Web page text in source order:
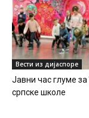
Вести из дијаспоре
Јавни час глуме за
српске школе